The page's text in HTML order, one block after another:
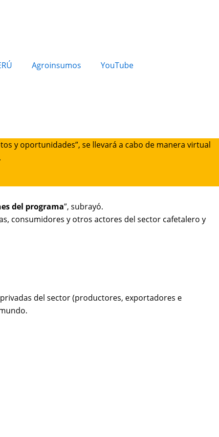
Agroinsumos YouTube
y oportunidades”, se llevará a cabo de manera virtual
del programa”, subrayó.
consumidores y otros actores del sector cafetalero y
del sector (productores, exportadores e